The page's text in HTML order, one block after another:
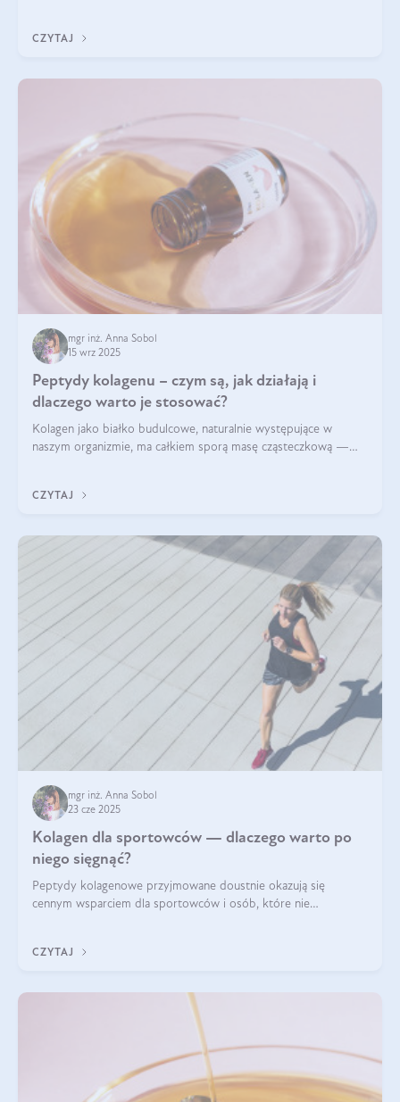
wysokiej jakości suplem
CZYTAJ
mgr inż. Anna Sobol
15 wrz 2025
Peptydy kolagenu – czym są, jak działają i
dlaczego warto je stosować?
Kolagen jako białko budulcowe, naturalnie występujące w
naszym organizmie, ma całkiem sporą masę cząsteczkową —
bardziej biodostępny
CZYTAJ
mgr inż. Anna Sobol
23 cze 2025
Kolagen dla sportowców — dlaczego warto po
niego sięgnąć?
Peptydy kolagenowe przyjmowane doustnie okazują się
cennym wsparciem dla sportowców i osób, które nie
CZYTAJ